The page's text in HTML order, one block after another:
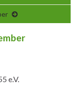
e.V.